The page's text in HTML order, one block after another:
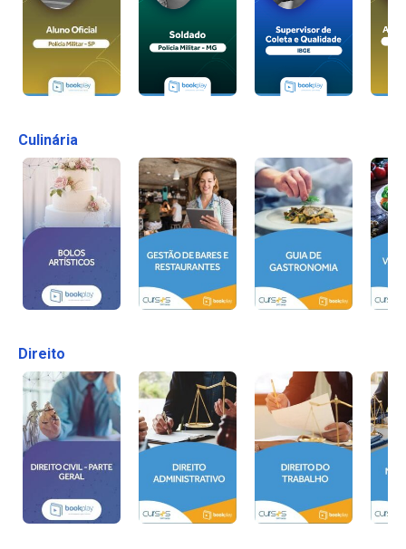
Culinária
Direito